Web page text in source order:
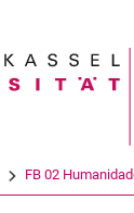
FB 02